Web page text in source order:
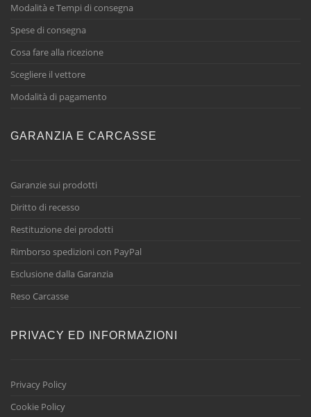
Modalità e Tempi di consegna
Spese di consegna
Cosa fare alla ricezione
Scegliere il vettore
Modalità di pagamento
GARANZIA E CARCASSE
Garanzie sui prodotti
Diritto di recesso
Restituzione dei prodotti
Rimborso spedizioni con PayPal
Esclusione dalla Garanzia
Reso Carcasse
PRIVACY ED INFORMAZIONI
Privacy Policy
Cookie Policy